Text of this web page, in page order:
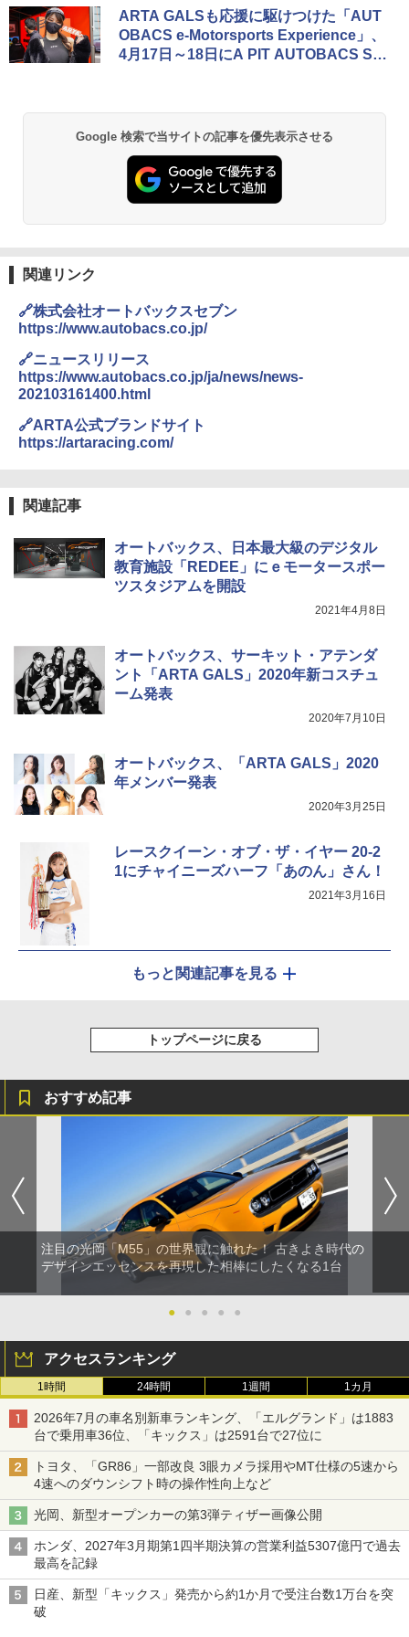
ARTA GALSも応援に駆けつけた「AUT
OBACS e-Motorsports Experience」、
4月17日～18日にA PIT AUTOBACS SHI
Google 検索で当サイトの記事を優先表示させる
関連リンク
🔗株式会社オートバックスセブン
https://www.autobacs.co.jp/
🔗ニュースリリース
https://www.autobacs.co.jp/ja/news/news-
202103161400.html
🔗ARTA公式ブランドサイト
https://artaracing.com/
関連記事
オートバックス、日本最大級のデジタル
教育施設「REDEE」にｅモータースポー
ツスタジアムを開設
2021年4月8日
オートバックス、サーキット・アテンダ
ント「ARTA GALS」2020年新コスチュ
ーム発表
2020年7月10日
オートバックス、「ARTA GALS」2020
年メンバー発表
2020年3月25日
レースクイーン・オブ・ザ・イヤー 20-2
1にチャイニーズハーフ「あのん」さん！
2021年3月16日
もっと関連記事を見る
トップページに戻る
おすすめ記事
注目の光岡「M55」の世界観に触れた！ 古きよき時代の
デザインエッセンスを再現した相棒にしたくなる1台
● ● ● ● ●
アクセスランキング
1時間 24時間 1週間 1カ月
2026年7月の車名別新車ランキング、「エルグランド」は1883
台で乗用車36位、「キックス」は2591台で27位に
トヨタ、「GR86」一部改良 3眼カメラ採用やMT仕様の5速から
4速へのダウンシフト時の操作性向上など
光岡、新型オープンカーの第3弾ティザー画像公開
ホンダ、2027年3月期第1四半期決算の営業利益5307億円で過去
最高を記録
日産、新型「キックス」発売から約1か月で受注台数1万台を突
破